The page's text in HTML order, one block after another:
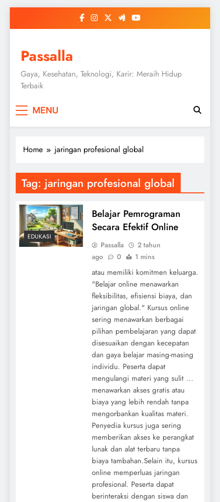
Passalla
Gaya, Kesehatan, Teknologi, Karir: Meraih Hidup
Terbaik
MENU
Home jaringan profesional global
Tag: jaringan profesional global
EDUKASI
Belajar Pemrograman
Secara Efektif Online
Passalla
2 tahun
ago
0 1 mins
atau memiliki komitmen keluarga.
"Belajar online menawarkan
fleksibilitas, efisiensi biaya, dan
jaringan global." Kursus online
sering menawarkan berbagai
pilihan pembelajaran yang dapat
disesuaikan dengan kecepatan
dan gaya belajar masing-masing
individu. Peserta dapat
mengulangi materi yang sulit ...
menawarkan akses gratis atau
biaya yang lebih rendah tanpa
mengorbankan kualitas materi.
Penyedia kursus juga sering
memberikan akses ke perangkat
lunak dan alat terbaru tanpa
biaya tambahan.Selain itu, kursus
online memperluas jaringan
profesional. Peserta dapat
berinteraksi dengan siswa dan